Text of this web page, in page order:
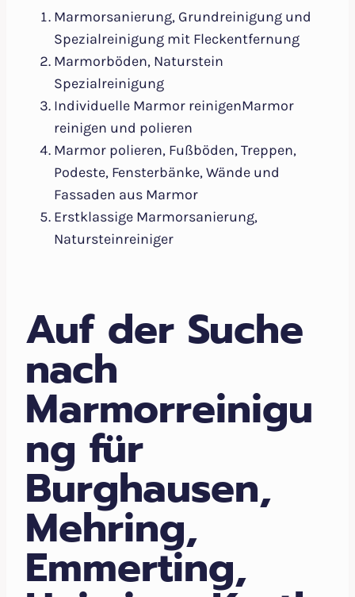
Marmorsanierung, Grundreinigung und
Spezialreinigung mit Fleckentfernung
Marmorböden, Naturstein
Spezialreinigung
Individuelle Marmor reinigenMarmor
reinigen und polieren
Marmor polieren, Fußböden, Treppen,
Podeste, Fensterbänke, Wände und
Fassaden aus Marmor
Erstklassige Marmorsanierung,
Natursteinreiniger
Auf der Suche
nach
Marmorreinigu
ng für
Burghausen,
Mehring,
Emmerting,